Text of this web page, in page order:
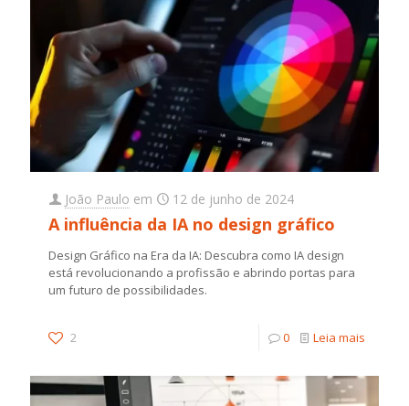
João Paulo em 12 de junho de 2024
A influência da IA no design gráfico
Design Gráfico na Era da IA: Descubra como IA design
está revolucionando a profissão e abrindo portas para
um futuro de possibilidades.
2 0 Leia mais